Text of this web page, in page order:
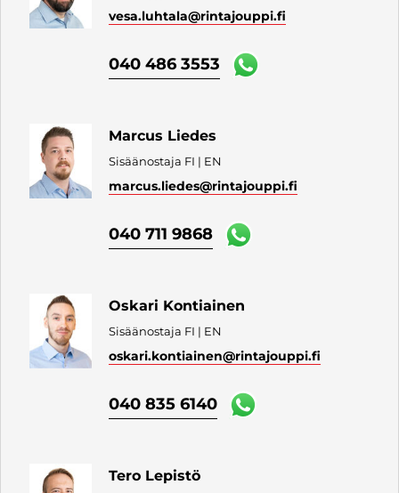
vesa.luhtala@rintajouppi.fi
040 486 3553
Marcus Liedes
Sisäänostaja FI | EN
marcus.liedes@rintajouppi.fi
040 711 9868
Oskari Kontiainen
Sisäänostaja FI | EN
oskari.kontiainen@rintajouppi.fi
040 835 6140
Tero Lepistö